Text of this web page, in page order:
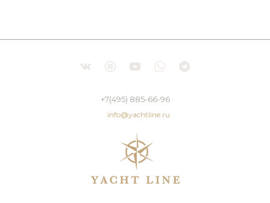
+7(495) 885-66-96
info@yachtline.ru